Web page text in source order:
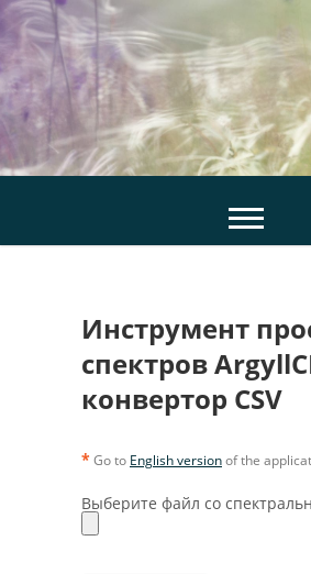
Skip
to
content
Инструмент
спектров
конвертор CSV
*Go to English versionof the
Выберите файл со